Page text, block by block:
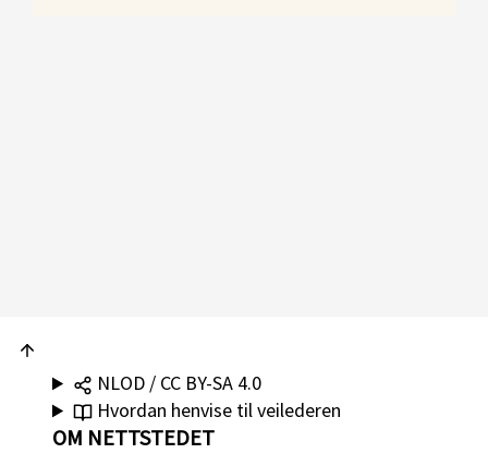
NLOD / CC BY-SA 4.0
Hvordan henvise til veilederen
OM NETTSTEDET